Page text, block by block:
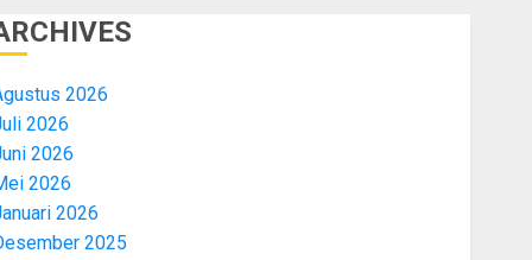
2026
2026
2026
2026
2026
2025